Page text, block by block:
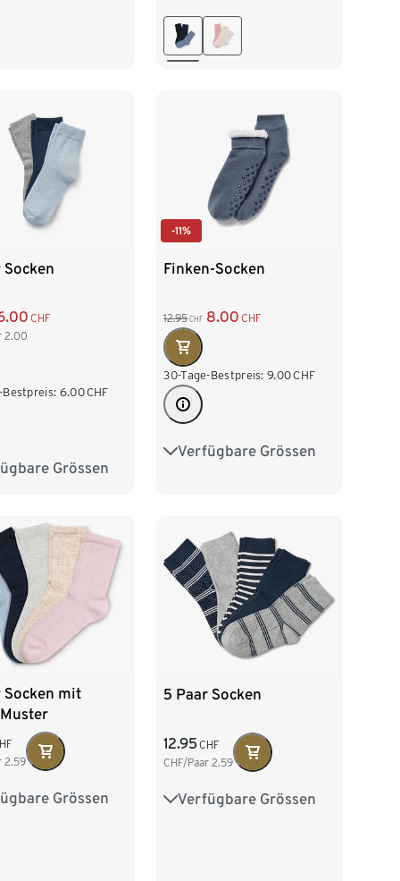
Socken
CHF
2.00
Bestpreis: 6.00CHF
Grössen
39-42
-11%
Finken-Socken
12.95 CHF 8.00 CHF
30-Tage-Bestpreis: 9.00CHF
Verfügbare Grössen
36-37 38-39 40-41
Socken mit
2.59
Grössen
39-42
5 Paar Socken
12.95CHF
CHF/Paar2.59
Verfügbare Grössen
35-38 39-42